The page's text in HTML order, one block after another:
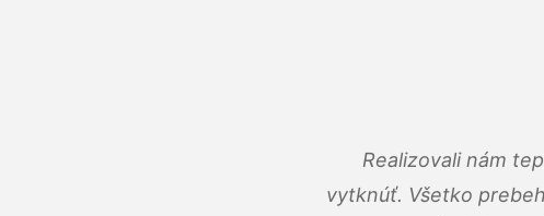
Realizovali nám
vytknúť. Všetko